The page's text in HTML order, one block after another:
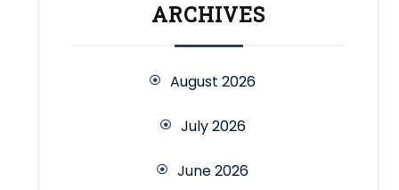
ARCHIVES
August 2026
July 2026
June 2026